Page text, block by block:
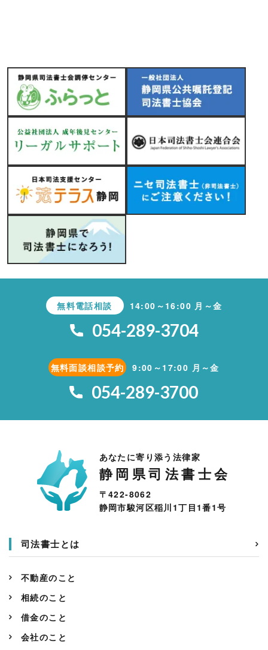
無料電話相談 14:00～16:00 月～金
054-289-3704
無料面談相談予約 9:00～17:00 月～金
054-289-3700
あなたに寄り添う法律家
静岡県司法書士会
〒422-8062
静岡市駿河区稲川1丁目1番1号
司法書士とは
不動産のこと
相続のこと
借金のこと
会社のこと